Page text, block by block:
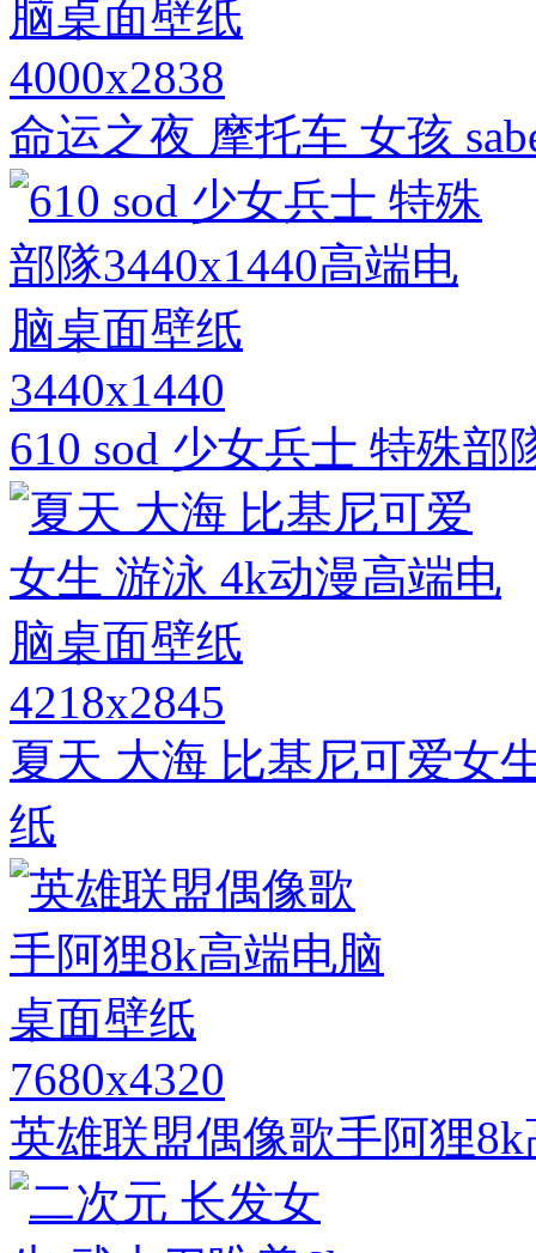
4000x2838
命运之夜 摩托车 女孩
3440x1440
610 sod 少女兵士 特殊部
4218x2845
夏天 大海 比基尼可爱女
纸
7680x4320
英雄联盟偶像歌手阿狸